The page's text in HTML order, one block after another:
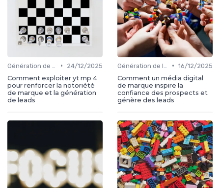
•
24/12/2025
Comment exploiter yt mp 4
pour renforcer la notoriété
de marque et la génération
de leads
• 16/12/2025
Comment un média digital
de marque inspire la
confiance des prospects et
génère des leads